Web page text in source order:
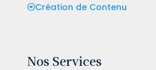
Création de Contenu
Nos Services